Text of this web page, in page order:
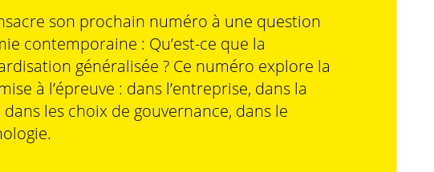
son prochain numéro à une question
contemporaine : Qu’est-ce que la
généralisée ? Ce numéro explore la
à l’épreuve : dans l’entreprise, dans la
les choix de gouvernance, dans le